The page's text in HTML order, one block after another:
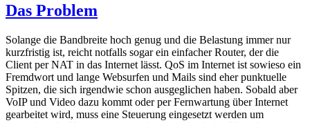
Das Problem
Solange die Bandbreite hoch genug und die Belastung immer nur
kurzfristig ist, reicht notfalls sogar ein einfacher Router, der die
Client per NAT in das Internet lässt. QoS im Internet ist sowieso ein
Fremdwort und lange Websurfen und Mails sind eher punktuelle
Spitzen, die sich irgendwie schon ausgeglichen haben. Sobald aber
VoIP und Video dazu kommt oder per Fernwartung über Internet
gearbeitet wird, muss eine Steuerung eingesetzt werden um